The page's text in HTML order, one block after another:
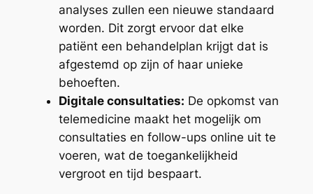
analyses zullen een nieuwe standaard
worden. Dit zorgt ervoor dat elke
patiënt een behandelplan krijgt dat is
afgestemd op zijn of haar unieke
behoeften.
Digitale consultaties: De opkomst van
telemedicine maakt het mogelijk om
consultaties en follow-ups online uit te
voeren, wat de toegankelijkheid
vergroot en tijd bespaart.